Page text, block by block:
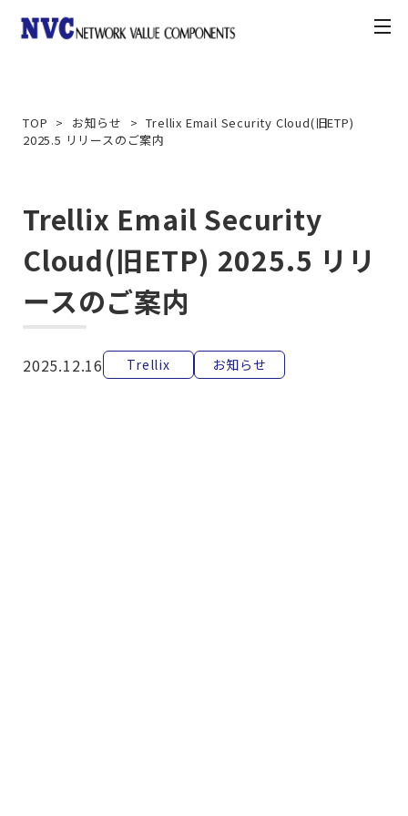
toggle
お知らせ
契約・利用条件
ナレッジベース
カスタマーポータル
お問合せ方法
TOP お知らせ
Trellix Email Security Cloud(旧ETP)
2025.5 リリースのご案内
Trellix Email Security
Cloud(旧ETP) 2025.5 リリ
ースのご案内
2025.12.16 Trellix お知らせ